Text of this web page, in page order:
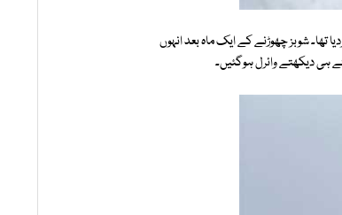
تھا۔ شوبز چھوڑنے کے ایک ماہ بعد انہوں
ہی دیکھتے وائرل ہوگئیں۔